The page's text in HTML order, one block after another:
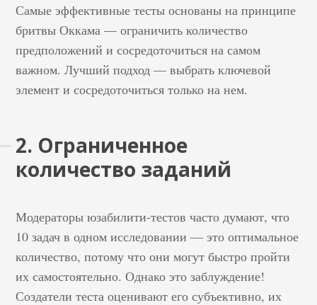
Самые эффективные тесты основаны на принципе
бритвы Оккама — ограничить количество
предположений и сосредоточиться на самом
важном. Лучший подход — выбрать ключевой
элемент и сосредоточиться только на нем.
2. Ограниченное
количество заданий
Модераторы юзабилити-тестов часто думают, что
10 задач в одном исследовании — это оптимальное
количество, потому что они могут быстро пройти
их самостоятельно. Однако это заблуждение!
Создатели теста оценивают его субъективно, их